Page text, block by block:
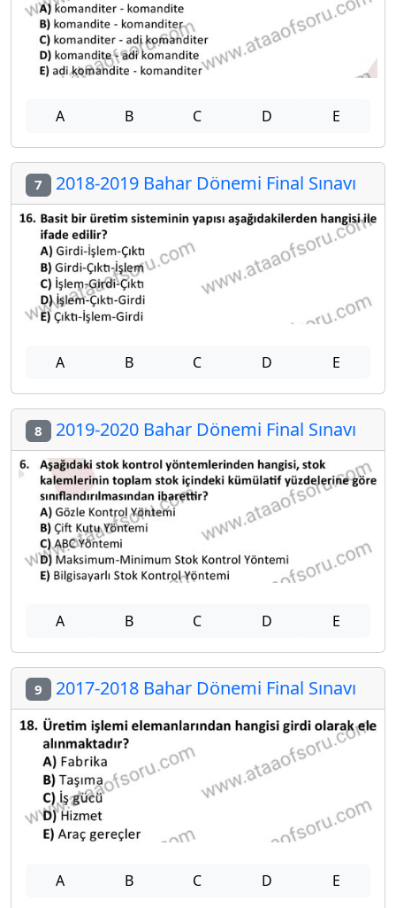
A B C D E
7 2018-2019 Bahar Dönemi Final Sınavı
A B C D E
8 2019-2020 Bahar Dönemi Final Sınavı
A B C D E
9 2017-2018 Bahar Dönemi Final Sınavı
A B C D E